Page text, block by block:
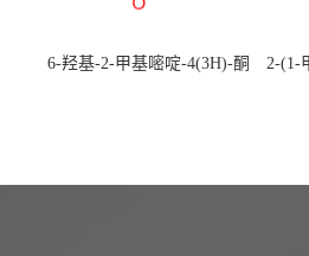
6-羟基-2-甲基嘧啶-4(3H)-酮
2-(1-